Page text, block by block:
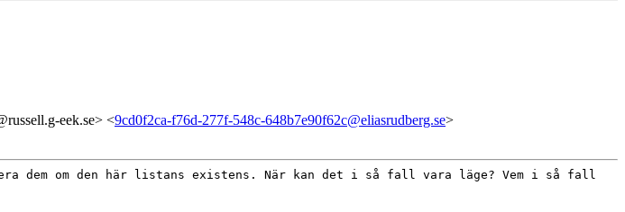
eek.se> <9cd0f2ca-f76d-277f-548c-648b7e90f62c@eliasrudberg.se>
dem om den här listans existens. När kan det i så fall vara läge? Vem i så fall